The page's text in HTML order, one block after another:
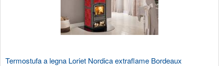
Termostufa a legna Loriet Nordica extraflame Bordeaux